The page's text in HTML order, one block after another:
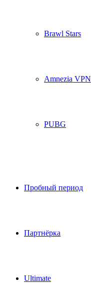
Brawl Stars
Amnezia VPN
PUBG
Пробный период
Партнёрка
Ultimate